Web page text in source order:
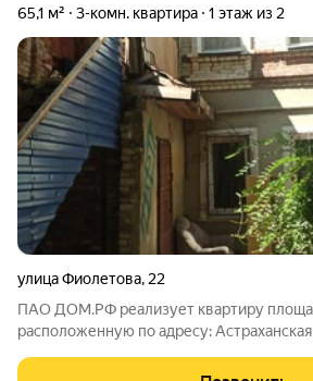
65,1 м² 3-комн. квартира 1 этаж из 2
улица Фиолетова, 22
ПАО ДОМ.РФ реализует квартиру
расположенную по адресу: Астраханская
(юридическое лицо). Кадастровый номер